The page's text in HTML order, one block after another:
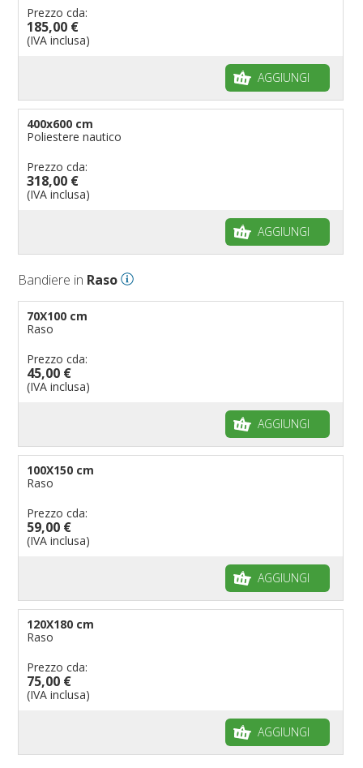
Prezzo cda:
185,00 €
(IVA inclusa)
AGGIUNGI
400x600 cm
Poliestere nautico
Prezzo cda:
318,00 €
(IVA inclusa)
AGGIUNGI
Bandiere in Raso
70X100 cm
Raso
Prezzo cda:
45,00 €
(IVA inclusa)
AGGIUNGI
100X150 cm
Raso
Prezzo cda:
59,00 €
(IVA inclusa)
AGGIUNGI
120X180 cm
Raso
Prezzo cda:
75,00 €
(IVA inclusa)
AGGIUNGI